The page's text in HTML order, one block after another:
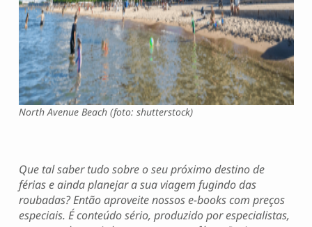
North Avenue Beach (foto: shutterstock)
Que tal saber tudo sobre o seu próximo destino de
férias e ainda planejar a sua viagem fugindo das
roubadas? Então aproveite nossos e-books com preços
especiais. É conteúdo sério, produzido por especialistas,